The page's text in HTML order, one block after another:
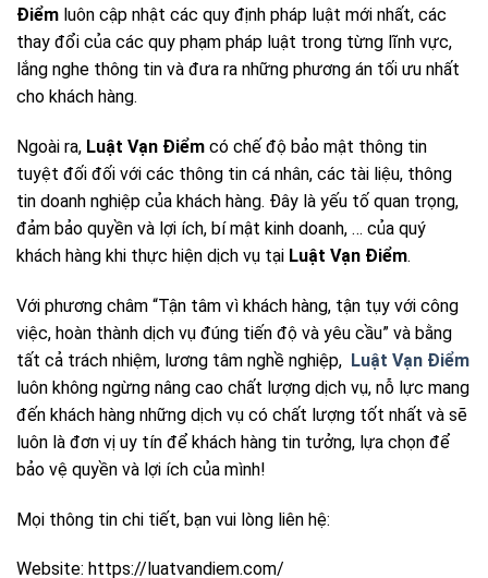
Điểm luôn cập nhật các quy định pháp luật mới nhất, các
thay đổi của các quy phạm pháp luật trong từng lĩnh vực,
lắng nghe thông tin và đưa ra những phương án tối ưu nhất
cho khách hàng.
Ngoài ra, Luật Vạn Điểm có chế độ bảo mật thông tin
tuyệt đối đối với các thông tin cá nhân, các tài liệu, thông
tin doanh nghiệp của khách hàng. Đây là yếu tố quan trọng,
đảm bảo quyền và lợi ích, bí mật kinh doanh, … của quý
khách hàng khi thực hiện dịch vụ tại Luật Vạn Điểm.
Với phương châm “Tận tâm vì khách hàng, tận tụy với công
việc, hoàn thành dịch vụ đúng tiến độ và yêu cầu” và bằng
tất cả trách nhiệm, lương tâm nghề nghiệp, Luật Vạn Điểm
luôn không ngừng nâng cao chất lượng dịch vụ, nỗ lực mang
đến khách hàng những dịch vụ có chất lượng tốt nhất và sẽ
luôn là đơn vị uy tín để khách hàng tin tưởng, lựa chọn để
bảo vệ quyền và lợi ích của mình!
Mọi thông tin chi tiết, bạn vui lòng liên hệ:
Website: https://luatvandiem.com/